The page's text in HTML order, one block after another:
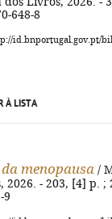
648-8
id.bnportugal.gov.pt/
À LISTA
menopausa /
2026. - 203, [4] p. ;
9